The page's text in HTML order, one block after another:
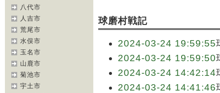
八代市
人吉市
荒尾市
水俣市
玉名市
山鹿市
菊池市
宇土市
球磨村戦記
2024-03-24 19:59:55
2024-03-24 19:59:50
2024-03-24 14:42:14
2024-03-24 14:41:46